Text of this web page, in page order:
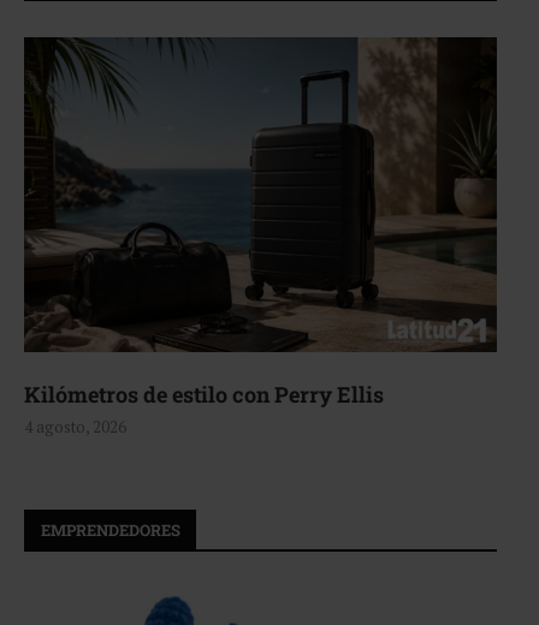
Aerie, texturas que fluyen
4 agosto, 2026
EMPRENDEDORES